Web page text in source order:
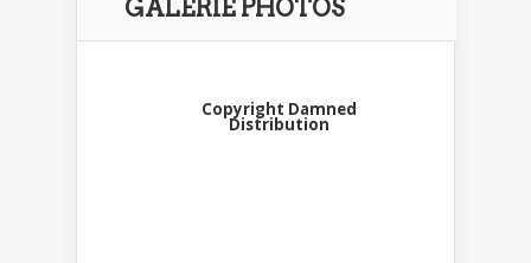
GALERIE PHOTOS
Copyright Damned
Distribution